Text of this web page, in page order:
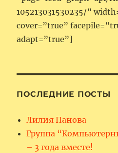
105213031530235/”
cover=”true”
adapt=”true”]
ПОСЛЕДНИЕ ПОСТЫ
Лилия Панова
Группа
– 3 года вместе!